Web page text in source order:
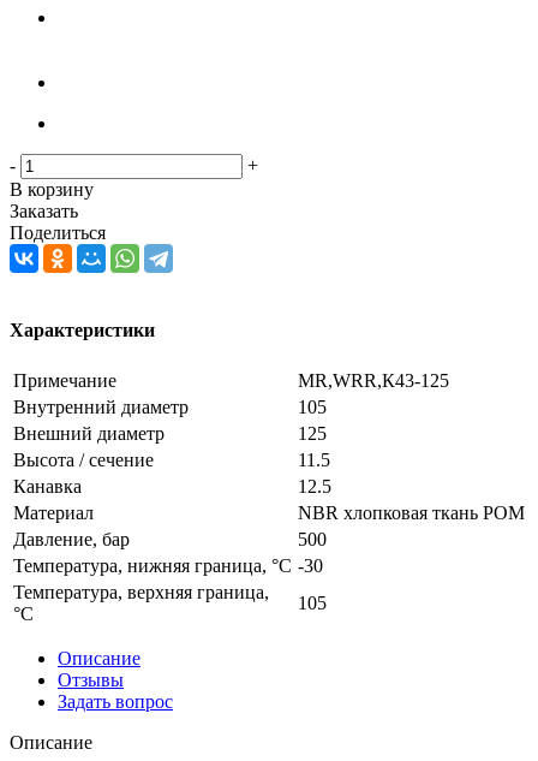
-
+
В корзину
Заказать
Поделиться
Характеристики
Примечание
MR,WRR,К43-125
Внутренний диаметр
105
Внешний диаметр
125
Высота / сечение
11.5
Канавка
12.5
Материал
NBR хлопковая ткань РОМ
Давление, бар
500
Температура, нижняя граница, °C -30
Температура, верхняя граница,
°C
105
Описание
Отзывы
Задать вопрос
Описание